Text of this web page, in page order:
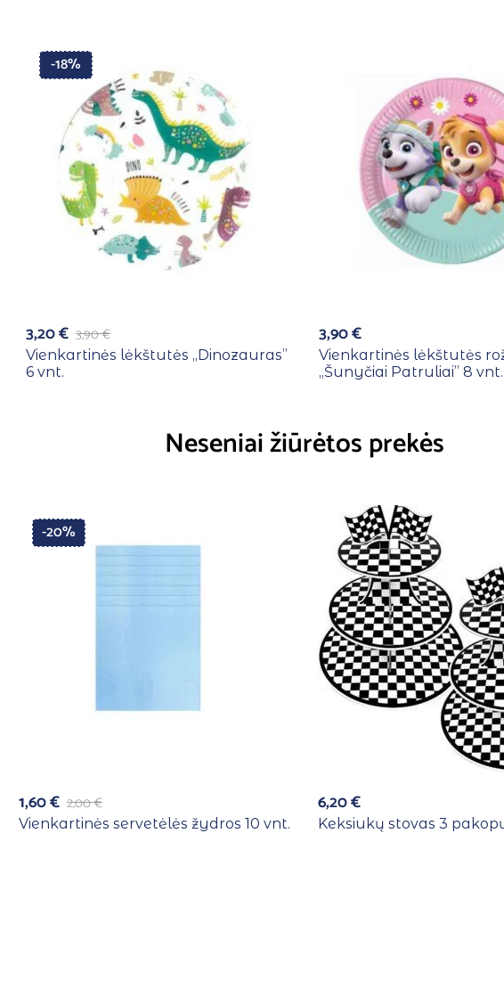
-18%
3,90€
3,20€
Vienkartinės lėkštutės ,,Dinozauras”
6 vnt.
3,90€
Vienkartinės lėkštutės
,,Šunyčiai Patruliai” 8 vnt.
Neseniai žiūrėtos prekės
-20%
2,00€
1,60€
Vienkartinės servetėlės žydros 10 vnt.
6,20€
Keksiukų stovas 3